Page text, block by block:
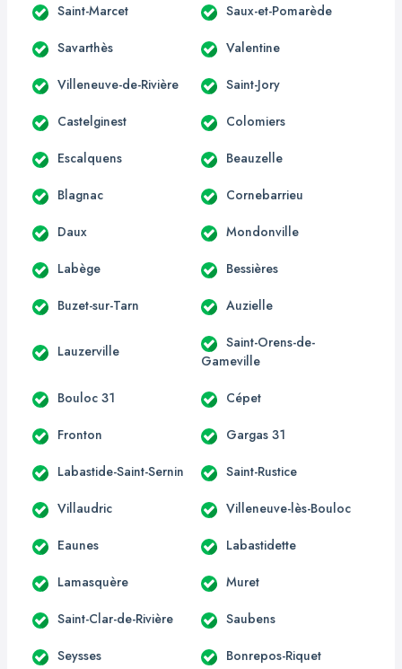
Saint-Marcet Saux-et-Pomarède
Savarthès Valentine
Villeneuve-de-Rivière Saint-Jory
Castelginest Colomiers
Escalquens Beauzelle
Blagnac Cornebarrieu
Daux Mondonville
Labège Bessières
Buzet-sur-Tarn Auzielle
Lauzerville
Saint-Orens-de-
Gameville
Bouloc 31 Cépet
Fronton Gargas 31
Labastide-Saint-Sernin Saint-Rustice
Villaudric Villeneuve-lès-Bouloc
Eaunes Labastidette
Lamasquère Muret
Saint-Clar-de-Rivière Saubens
Seysses Bonrepos-Riquet